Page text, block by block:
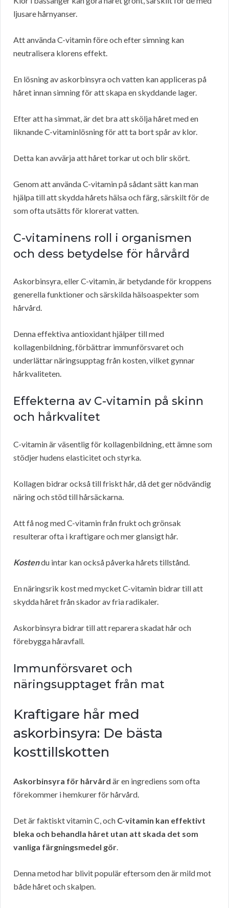
ljusare hårnyanser.
Att använda C-vitamin före och efter simning kan
neutralisera klorens effekt.
En lösning av askorbinsyra och vatten kan appliceras på
håret innan simning för att skapa en skyddande lager.
Efter att ha simmat, är det bra att skölja håret med en
liknande C-vitaminlösning för att ta bort spår av klor.
Detta kan avvärja att håret torkar ut och blir skört.
Genom att använda C-vitamin på sådant sätt kan man
hjälpa till att skydda hårets hälsa och färg, särskilt för de
som ofta utsätts för klorerat vatten.
C-vitaminens roll i organismen
och dess betydelse för hårvård
Askorbinsyra, eller C-vitamin, är betydande för kroppens
generella funktioner och särskilda hälsoaspekter som
hårvård.
Denna effektiva antioxidant hjälper till med
kollagenbildning, förbättrar immunförsvaret och
underlättar näringsupptag från kosten, vilket gynnar
hårkvaliteten.
Effekterna av C-vitamin på skinn
och hårkvalitet
C-vitamin är väsentlig för kollagenbildning, ett ämne som
stödjer hudens elasticitet och styrka.
Kollagen bidrar också till friskt hår, då det ger nödvändig
näring och stöd till hårsäckarna.
Att få nog med C-vitamin från frukt och grönsak
resulterar ofta i kraftigare och mer glansigt hår.
Kostendu intar kan också påverka hårets tillstånd.
En näringsrik kost med mycket C-vitamin bidrar till att
skydda håret från skador av fria radikaler.
Askorbinsyra bidrar till att reparera skadat hår och
förebygga håravfall.
Immunförsvaret och
näringsupptaget från mat
Kraftigare hår med
askorbinsyra: De bästa
kosttillskotten
Askorbinsyra för hårvård är en ingrediens som ofta
förekommer i hemkurer för hårvård.
Det är faktiskt vitamin C, och C-vitamin kan effektivt
bleka och behandla håret utan att skada det som
vanliga färgningsmedel gör.
Denna metod har blivit populär eftersom den är mild mot
både håret och skalpen.